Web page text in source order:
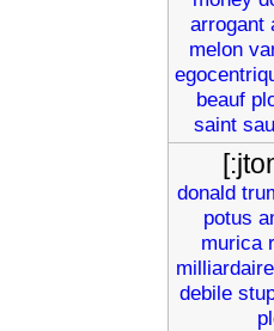
arrogant
melon
beauf
saint
donald
potus
murica
milliardaire
debile